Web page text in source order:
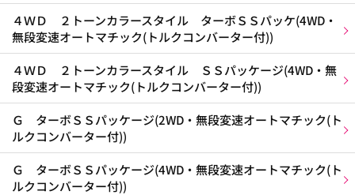
４ＷＤ ２トーンカラースタイル ターボＳＳパッケ(4WD・
無段変速オートマチック(トルクコンバーター付))
４ＷＤ ２トーンカラースタイル ＳＳパッケージ(4WD・無
段変速オートマチック(トルクコンバーター付))
Ｇ ターボＳＳパッケージ(2WD・無段変速オートマチック(ト
ルクコンバーター付))
Ｇ ターボＳＳパッケージ(4WD・無段変速オートマチック(ト
ルクコンバーター付))